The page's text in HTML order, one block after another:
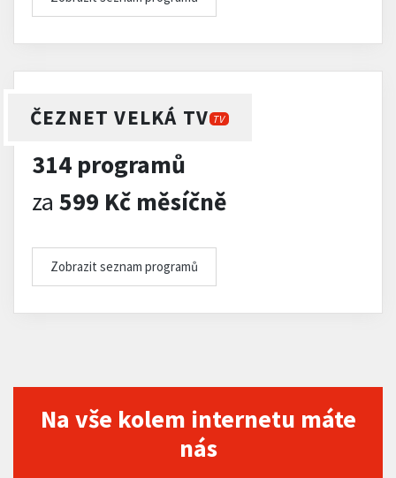
ČEZNET VELKÁ TV TV
314 programů
za 599 Kč měsíčně
Zobrazit seznam programů
Na vše kolem internetu máte
nás